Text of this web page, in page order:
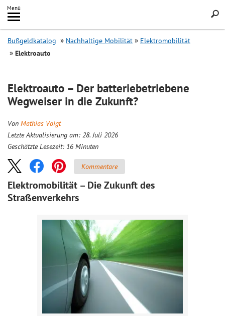
Inhalt
springen
Menü
Search
Bußgeldkatalog Nachhaltige Mobilität
Elektromobilität
Elektroauto
Elektroauto – Der batteriebetriebene
Wegweiser in die Zukunft?
Von Mathias Voigt
Letzte Aktualisierung am: 28. Juli 2026
Geschätzte Lesezeit: 16 Minuten
Kommentare
Elektromobilität – Die Zukunft des
Straßenverkehrs